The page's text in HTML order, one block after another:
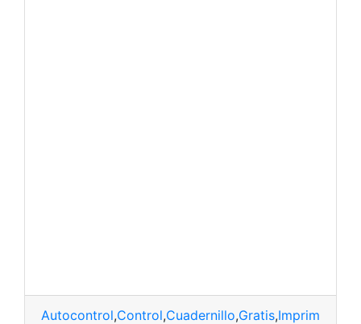
Autocontrol,Control,Cuadernillo,Gratis,Imprimir